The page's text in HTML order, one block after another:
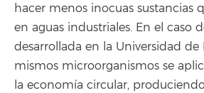
hacer menos inocuas sustancias
en aguas industriales. En el caso
desarrollada en la Universidad de
mismos microorganismos se
la economía circular,